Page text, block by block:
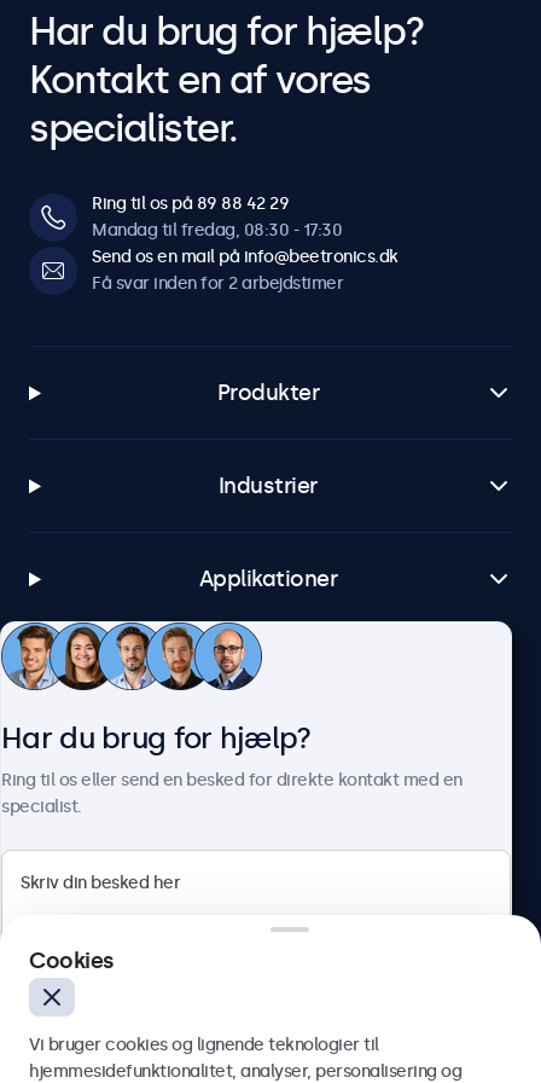
Kompatibilitet
Kompatibel med
7HD7M, 8VG7M, 8HD7M, 9HD7M, 10HD7, 10VG7M, 10HD7M,
12HD7, 12VG7M, 12HD7M, 12SDI7M, 13HD7, 13HD7M, 15HD7,
19HD7M, 22HD7M, 22SDI7M, 24HD7M, 27HD7M, 32HD7M,
7TS7M, 8TSV7M, 10TS7, 10TSV7M, 10TS7M, 12TS7, 12TSV7M,
12TS7M, 13TS7, 13TS7M, 15TS7, 15TSV7M, 15TS7M, 17TSV7M,
17TS7M, 19TSV7M, 19TS7M, 22TS7M, 24TS7M, 27TS7M, 32TS7M
Har du brug for hjælp?
Kontakt en af vores
specialister.
Ring til os på 89 88 42 29
Mandag til fredag, 08:30 - 17:30
Send os en mail på info@beetronics.dk
Få svar inden for 2 arbejdstimer
Produkter
Industrier
Applikationer
Kundeservice
Herstedøstervej 27-29, unit A, 2620 Albertslund, Danmark
Dansk
Har du brug for hjælp?
Ring til os eller send en besked for direkte kontakt med en
specialist.
Cookies
Vi bruger cookies og lignende teknologier til
hjemmesidefunktionalitet, analyser, personalisering og